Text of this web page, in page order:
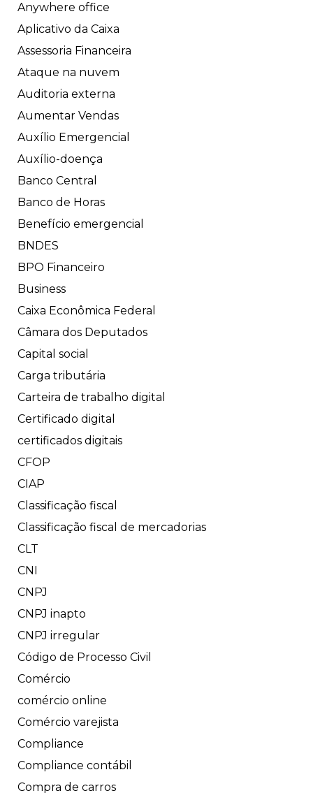
Anywhere office
Aplicativo da Caixa
Assessoria Financeira
Ataque na nuvem
Auditoria externa
Aumentar Vendas
Auxílio Emergencial
Auxílio-doença
Banco Central
Banco de Horas
Benefício emergencial
BNDES
BPO Financeiro
Business
Caixa Econômica Federal
Câmara dos Deputados
Capital social
Carga tributária
Carteira de trabalho digital
Certificado digital
certificados digitais
CFOP
CIAP
Classificação fiscal
Classificação fiscal de mercadorias
CLT
CNI
CNPJ
CNPJ inapto
CNPJ irregular
Código de Processo Civil
Comércio
comércio online
Comércio varejista
Compliance
Compliance contábil
Compra de carros